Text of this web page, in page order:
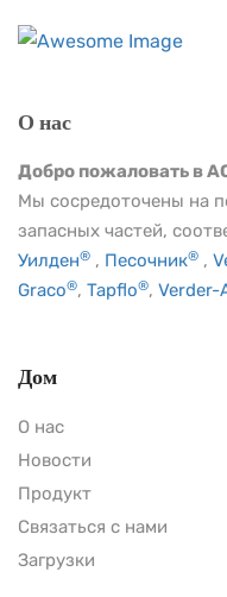
О нас
Добро пожаловать в
Мы сосредоточены на
запасных частей,
Уилден® , Песочник® ,
Graco®, Tapflo®, Verder-
Дом
О нас
Новости
Продукт
Связаться с нами
Загрузки